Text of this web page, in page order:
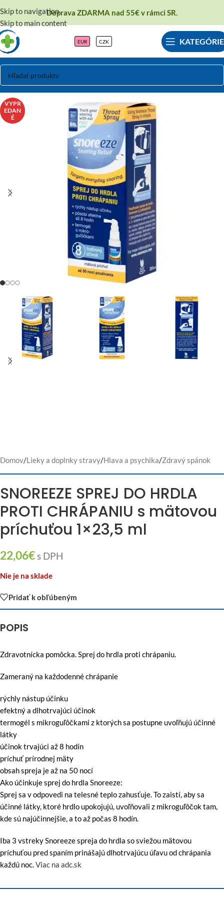
Skip to navigation
Skip to main content
Doprava ZDARMA nad 55€ v rámci SR.
EUR CZK KATEGÓRIE
VYPR
EDAN
É
Domov/Lieky a doplnky stravy/Hlava a psychika/Zdravý spánok
SNOREEZE SPREJ DO HRDLA
PROTI CHRÁPANIU s mätovou
príchuťou 1×23,5 ml
22,06€s DPH
Nie je na sklade
Pridať k obľúbeným
POPIS
Zdravotnícka pomôcka. Sprej do hrdla proti chrápaniu.
Zameraný na každodenné chrápanie
rýchly nástup účinku
efektný a dlhotrvajúci účinok
termogél s mikroguľôčkami z ktorých sa postupne uvoľňujú účinné
látky
účinok trvajúci až 8 hodín
príchuť prírodnej mäty
obsah spreja je až na 50 nocí
Ako účinkuje sprej do hrdla Snoreeze:
Sprej sa v odpovedi na telesné teplo zahusťuje. To zaistí, aby sa
účinné látky, ktoré hrdlo upokojujú, uvoľňovali z mikroguľôčok tam,
kde sú najúčinnejšie, a to až počas 8 hodín.
Iba 3 vstreky Snoreeze spreja do hrdla so sviežou mätovou
príchuťou pred spaním prinášajú dlhotrvajúcu úľavu od chrápania
každú noc.Viac na adc.sk